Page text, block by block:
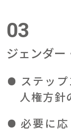
03
ジェンダー
ステッ
人権方針
必要に